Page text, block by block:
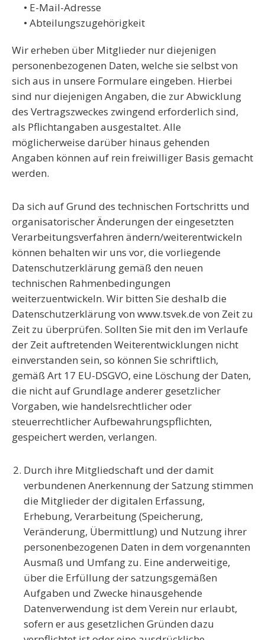
• E-Mail-Adresse
• Abteilungszugehörigkeit
Wir erheben über Mitglieder nur diejenigen
personenbezogenen Daten, welche sie selbst von
sich aus in unsere Formulare eingeben. Hierbei
sind nur diejenigen Angaben, die zur Abwicklung
des Vertragszweckes zwingend erforderlich sind,
als Pflichtangaben ausgestaltet. Alle
möglicherweise darüber hinaus gehenden
Angaben können auf rein freiwilliger Basis gemacht
werden.
Da sich auf Grund des technischen Fortschritts und
organisatorischer Änderungen der eingesetzten
Verarbeitungsverfahren ändern/weiterentwickeln
können behalten wir uns vor, die vorliegende
Datenschutzerklärung gemäß den neuen
technischen Rahmenbedingungen
weiterzuentwickeln. Wir bitten Sie deshalb die
Datenschutzerklärung von www.tsvek.de von Zeit zu
Zeit zu überprüfen. Sollten Sie mit den im Verlaufe
der Zeit auftretenden Weiterentwicklungen nicht
einverstanden sein, so können Sie schriftlich,
gemäß Art 17 EU-DSGVO, eine Löschung der Daten,
die nicht auf Grundlage anderer gesetzlicher
Vorgaben, wie handelsrechtlicher oder
steuerrechtlicher Aufbewahrungspflichten,
gespeichert werden, verlangen.
Durch ihre Mitgliedschaft und der damit
verbundenen Anerkennung der Satzungstimmen
die Mitglieder der digitalen Erfassung,
Erhebung, Verarbeitung (Speicherung,
Veränderung, Übermittlung) und Nutzung ihrer
personenbezogenen Daten in dem vorgenannten
Ausmaß und Umfang zu. Eine anderweitige,
über die Erfüllung der satzungsgemäßen
Aufgaben und Zwecke hinausgehende
Datenverwendung ist dem Verein nur erlaubt,
sofern er aus gesetzlichen Gründen dazu